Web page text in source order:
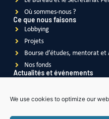
We use cookies to optimize our
Où sommes-nous ?
Ce que nous faisons
Lobbying
Projets
Bourse d’études, mentorat et
Nos fonds
Actualités et événements